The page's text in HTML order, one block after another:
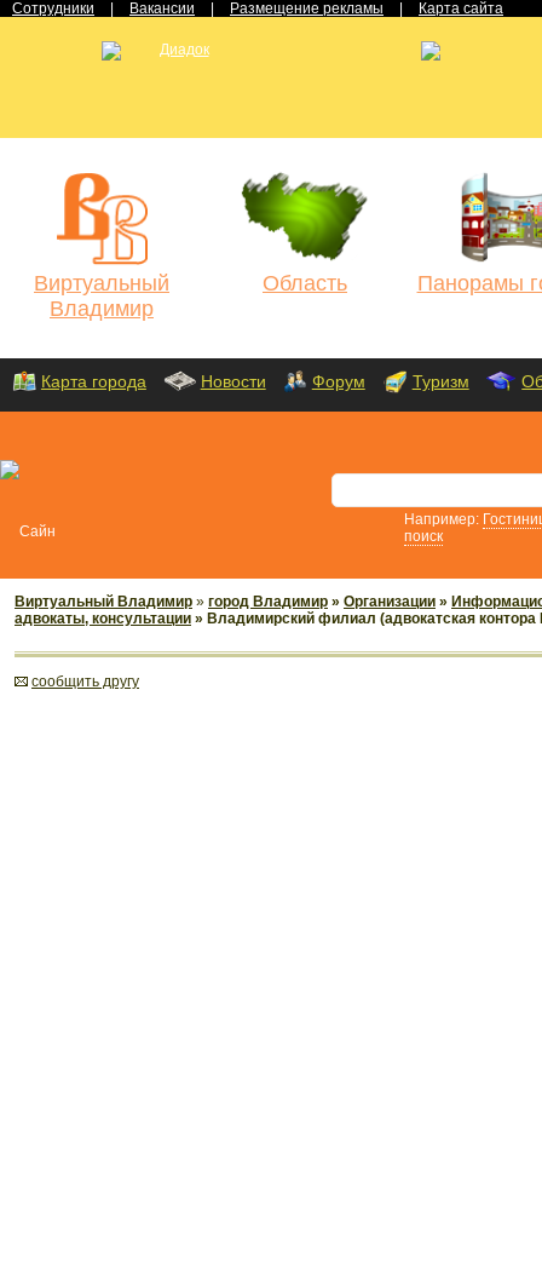
Сотрудники Вакансии Размещение рекламы Карта сайта
Виртуальный
Владимир
Область Панорамы
Карта города Новости Форум Туризм
Например:
поиск
Виртуальный Владимир » город Владимир » Организации »
адвокаты, консультации » Владимирский филиал (адвокатская
cообщить другу